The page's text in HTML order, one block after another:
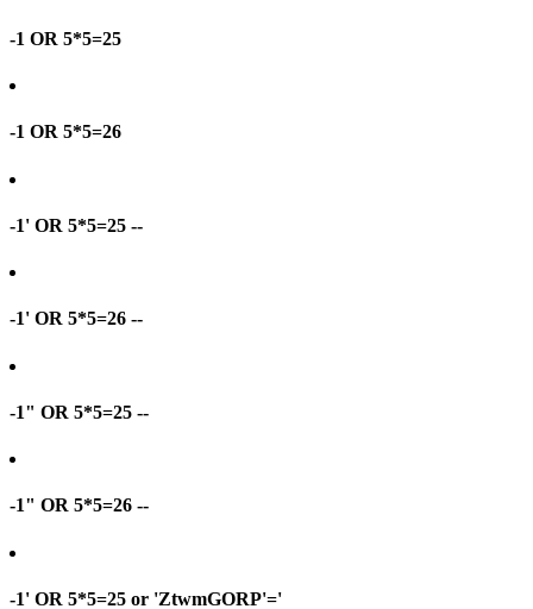
-1 OR 5*5=25
-1 OR 5*5=26
-1' OR 5*5=25 --
-1' OR 5*5=26 --
-1" OR 5*5=25 --
-1" OR 5*5=26 --
-1' OR 5*5=25 or 'ZtwmGORP'='